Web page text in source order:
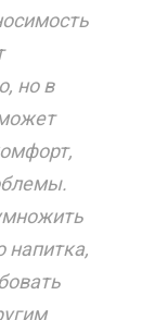
но в
напитка,